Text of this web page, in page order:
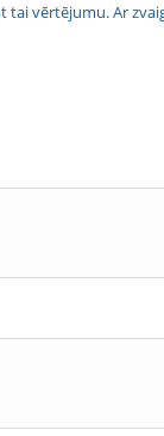
tai vērtējumu. Ar